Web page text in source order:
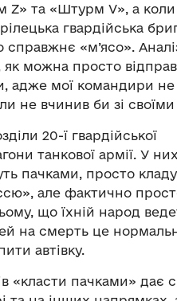
Z» та «Штурм V», а коли
гвардійська
«м’ясо».
можна просто
адже мої командири не
не вчинив би зі
20-ї гвардійської
танкової армії. У
пачками, просто
але фактично
що їхній народ
на смерть це
автівку.
«класти пачками» дає